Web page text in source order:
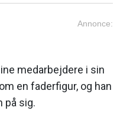
Annonce:
medarbejdere i sin
en faderfigur, og han
på sig.